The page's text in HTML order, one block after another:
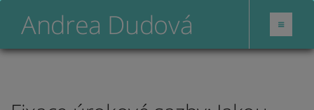
Andrea Dudová